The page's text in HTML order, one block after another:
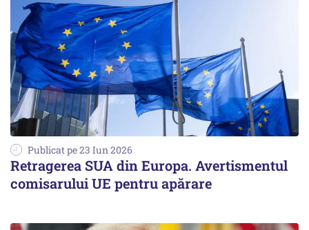
Publicat pe 23 Iun 2026
Retragerea SUA din Europa. Avertismentul
comisarului UE pentru apărare